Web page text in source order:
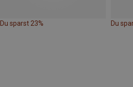
Du sparst 23% Du